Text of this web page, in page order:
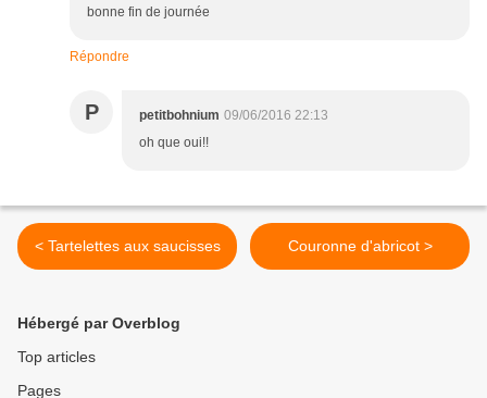
bonne fin de journée
Répondre
P petitbohnium 09/06/2016 22:13
oh que oui!!
< Tartelettes aux saucisses Couronne d'abricot >
Hébergé par Overblog
Top articles
Pages